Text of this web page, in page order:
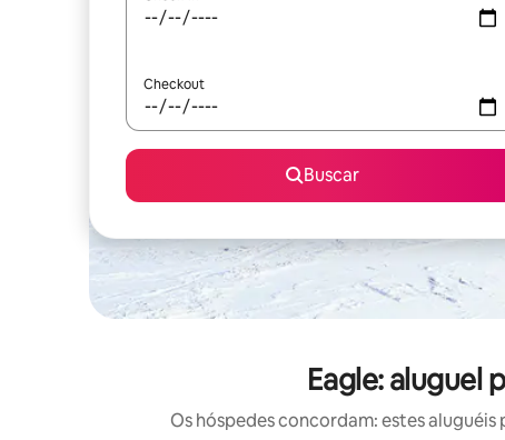
Checkout
Buscar
Eagle: aluguel
Os hóspedes concordam: estes